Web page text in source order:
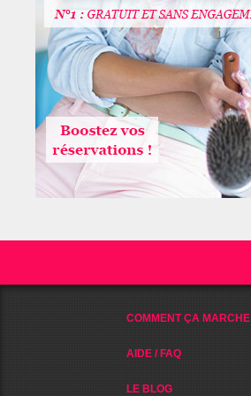
COMMENT ÇA MARCHE
AIDE / FAQ
LE BLOG